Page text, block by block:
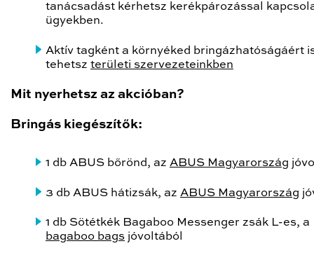
tanácsadást kérhetsz kerékpározással
ügyekben.
Aktív tagként a környéked bringázhatóságáért
tehetsz területi szervezeteinkben
Mit nyerhetsz az akcióban?
Bringás kiegészítők:
1 db ABUS bőrönd, az ABUS Magyarország
3 db ABUS hátizsák, az ABUS Magyarország
1 db Sötétkék Bagaboo Messenger zsák L-es, a
bagaboo bags jóvoltából